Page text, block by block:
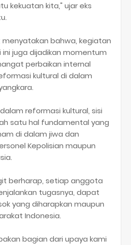
kekuatan kita," ujar eks
menyatakan bahwa, kegiatan
juga dijadikan momentum
perbaikan internal
kultural di dalam
reformasi kultural, sisi
satu hal fundamental yang
di dalam jiwa dan
Kepolisian maupun
berharap, setiap anggota
tugasnya, dapat
yang diharapkan maupun
Indonesia.
bagian dari upaya kami